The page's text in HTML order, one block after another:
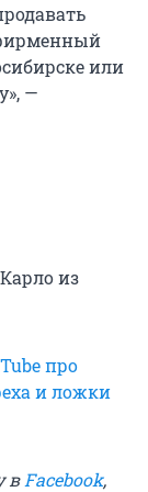
или
—
из
про
и ложки
в Facebook,